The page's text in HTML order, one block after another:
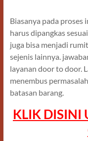
Biasanya pada
harus dipangkas
juga bisa menjadi
sejenis lainnya.
layanan door to door.
menembus
batasan barang.
KLIK DISINI